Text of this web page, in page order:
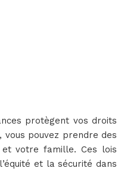
protègent vos droits
vous pouvez prendre des
et votre famille. Ces lois
et la sécurité dans